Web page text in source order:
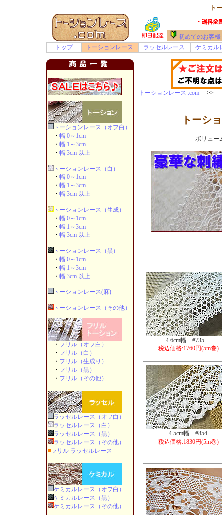
ト
初めてのお客様
トップ
トーションレース ラッセルレース ケミカル
トーションレース（オフ白）
・ 幅 0～1cm
・ 幅 1～3cm
・ 幅 3cm 以上
トーションレース（白）
・ 幅 0～1cm
・ 幅 1～3cm
・ 幅 3cm 以上
トーションレース（生成）
・ 幅 0～1cm
・ 幅 1～3cm
・ 幅 3cm 以上
トーションレース（黒）
・ 幅 0～1cm
・ 幅 1～3cm
・ 幅 3cm 以上
トーションレース(麻)
トーションレース（その他）
・ フリル（オフ白）
・ フリル（白）
・ フリル（生成り）
・ フリル（黒）
・ フリル（その他）
ラッセルレース（オフ白）
ラッセルレース（白）
ラッセルレース（黒）
ラッセルレース（その他）
■フリル ラッセルレース
ケミカルレース（オフ白）
ケミカルレース（黒）
ケミカルレース（その他）
トーションレース .com>>
トーシ
ボリュー
4.6cm幅 #735
税込価格:1760円(5m巻)
4.5cm幅 #854
税込価格:1830円(5m巻)